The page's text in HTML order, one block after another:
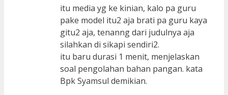
itu media yg ke kinian, kalo pa guru
pake model itu2 aja brati pa guru kaya
gitu2 aja, tenanng dari judulnya aja
silahkan di sikapi sendiri2.
itu baru durasi 1 menit, menjelaskan
soal pengolahan bahan pangan. kata
Bpk Syamsul demikian.